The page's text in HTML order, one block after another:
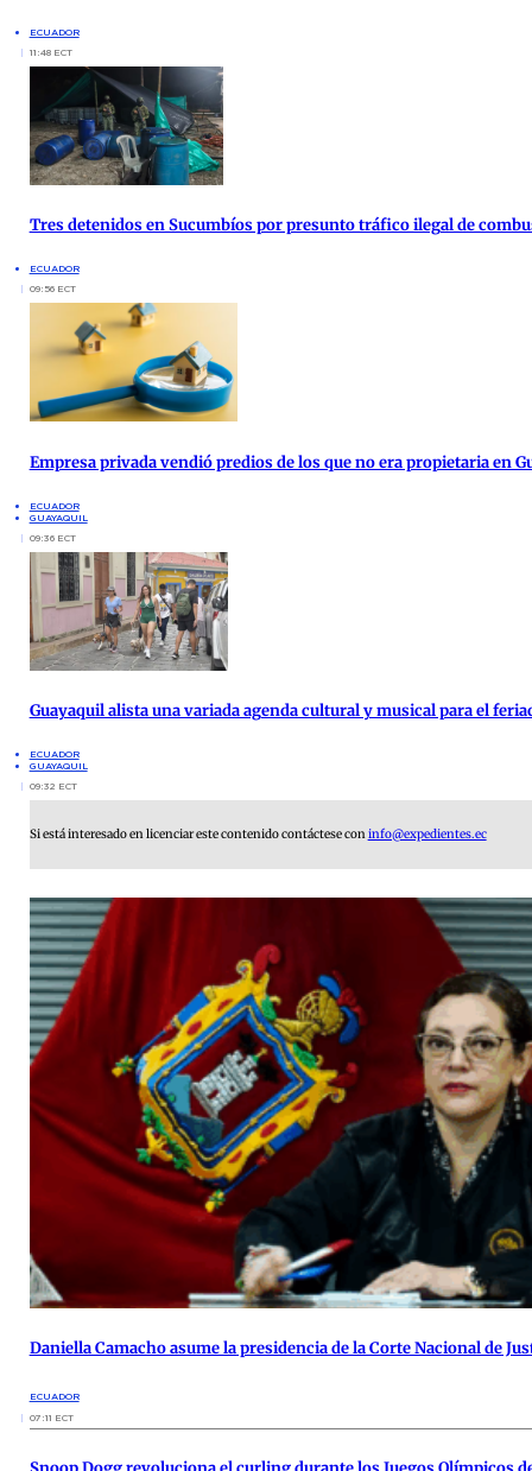
ECUADOR
11:48 ECT
Tres detenidos en Sucumbíos por presunto tráfico ilegal de
ECUADOR
09:56 ECT
Empresa privada vendió predios de los que no era propietaria en
ECUADOR
GUAYAQUIL
09:36 ECT
Guayaquil alista una variada agenda cultural y musical para el
ECUADOR
GUAYAQUIL
09:32 ECT
Si está interesado en licenciar este contenido contáctese coninfo@expedientes.ec
Daniella Camacho asume la presidencia de la Corte Nacional de
ECUADOR
07:11 ECT